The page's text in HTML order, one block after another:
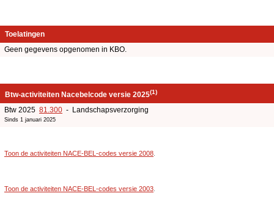
Toelatingen
Geen gegevens opgenomen in KBO.
Btw-activiteiten Nacebelcode versie 2025(1)
Btw 2025 81.300 - Landschapsverzorging
Sinds 1 januari 2025
Toon de activiteiten NACE-BEL-codes versie 2008
Toon de activiteiten NACE-BEL-codes versie 2003